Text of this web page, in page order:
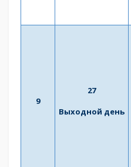
9
27
Выходной день